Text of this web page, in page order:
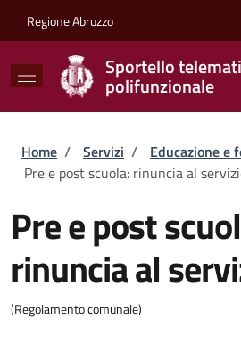
Regione Abruzzo
Sportello
polifunzionale
Briciole di pane
Home / Servizi / Educazione e
Pre e post scuola: rinuncia al
Pre e post
rinuncia al
(Regolamento comunale)